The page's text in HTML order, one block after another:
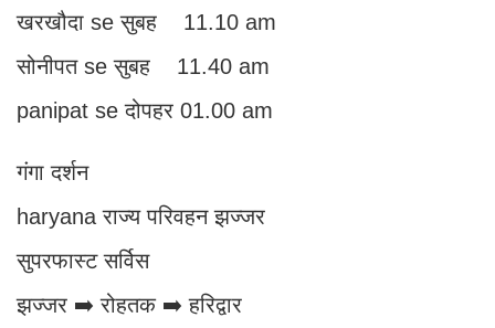
खरखौदा se सुबह 11.10 am
सोनीपत se सुबह 11.40 am
panipat se दोपहर 01.00 am
गंगा दर्शन
haryana राज्य परिवहन झज्जर
सुपरफास्ट सर्विस
झज्जर ➡️ रोहतक ➡️ हरिद्वार